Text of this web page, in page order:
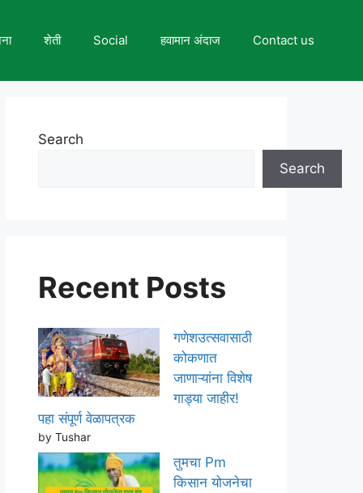
शेती Social हवामान अंदाज Contact us
Search
Search
Recent Posts
गणेशउत्सवासाठी
कोकणात
जाणाऱ्यांना विशेष
गाड्या जाहीर!
पहा संपूर्ण वेळापत्रक
by Tushar
तुमचा Pm
किसान योजनेचा